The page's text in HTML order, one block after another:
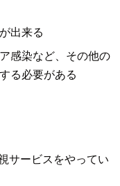
出来る
感染など、その他の
る必要がある
サービスをやってい